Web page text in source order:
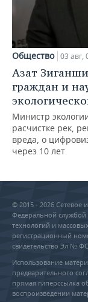
Общество 03 авг,
Азат
граждан и
Министр
расчистке рек,
вреда, о
через 10 лет
© 2015 - 2026 Сетевое
Федеральной
технологий и
регистрационный
свидетельство Эл № ФС
Использование
предварительного
прямая гиперссылка
воспроизведении